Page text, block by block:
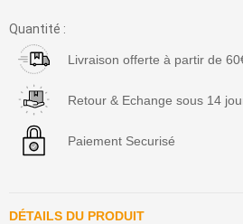
Quantité :
Livraison offerte à partir de
Retour & Echange sous 14
Paiement Securisé
DÉTAILS DU PRODUIT